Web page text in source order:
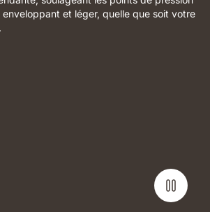
et léger, quelle que soit votre